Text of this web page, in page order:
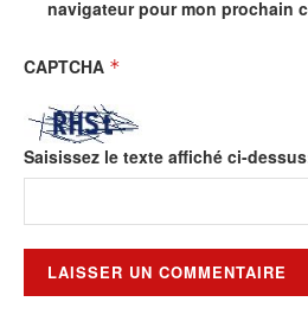
navigateur pour mon prochain
CAPTCHA *
Saisissez le texte affiché ci-